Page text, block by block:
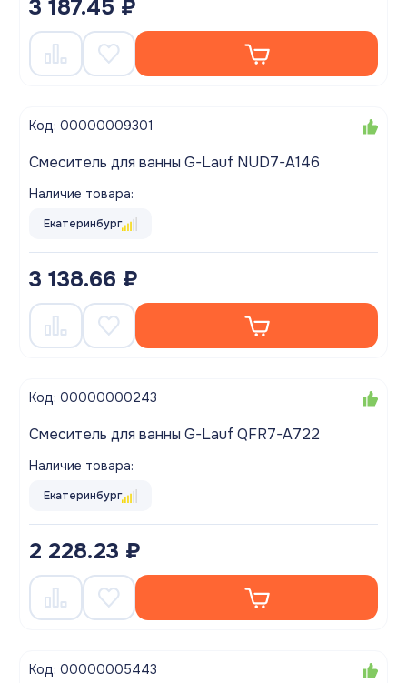
3 187.45 ₽
Код: 00000009301
Смеситель для ванны G-Lauf NUD7-A146
Наличие товара:
Екатеринбург
3 138.66 ₽
Код: 00000000243
Смеситель для ванны G-Lauf QFR7-A722
Наличие товара:
Екатеринбург
2 228.23 ₽
Код: 00000005443